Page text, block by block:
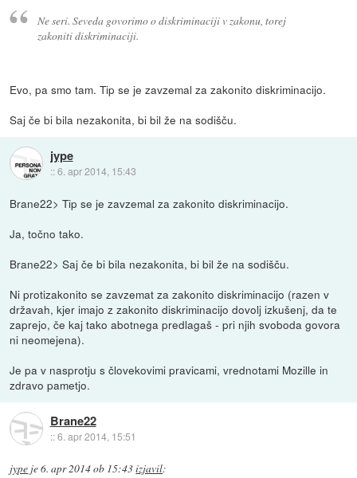
Ne seri. Seveda govorimo o diskriminaciji v zakonu, torej
zakoniti diskriminaciji.
Evo, pa smo tam. Tip se je zavzemal za zakonito diskriminacijo.
Saj če bi bila nezakonita, bi bil že na sodišču.
jype
::6. apr 2014, 15:43
Brane22> Tip se je zavzemal za zakonito diskriminacijo.
Ja, točno tako.
Brane22> Saj če bi bila nezakonita, bi bil že na sodišču.
Ni protizakonito se zavzemat za zakonito diskriminacijo (razen v
državah, kjer imajo z zakonito diskriminacijo dovolj izkušenj, da te
zaprejo, če kaj tako abotnega predlagaš - pri njih svoboda govora
ni neomejena).
Je pa v nasprotju s človekovimi pravicami, vrednotami Mozille in
zdravo pametjo.
Brane22
::6. apr 2014, 15:51
jype je6. apr 2014 ob 15:43izjavil: